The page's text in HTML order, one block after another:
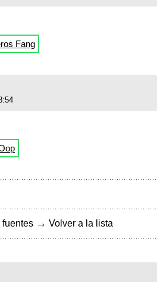
Fang
fuentes → Volver a la lista